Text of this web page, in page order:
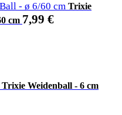
Trixie
cm 7,99 €
Trixie Weidenball - 6 cm